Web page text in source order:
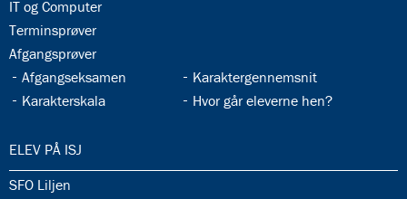
33.8:
IT og Computer
33.9:
Terminsprøver
33.10:
Afgangsprøver
33.11:
Afgangseksamen 33.12:
Karaktergennemsnit
33.13:
Karakterskala 33.14:
Hvor går eleverne hen?
34.0:
ELEV PÅ ISJ
34.1:
SFO Liljen